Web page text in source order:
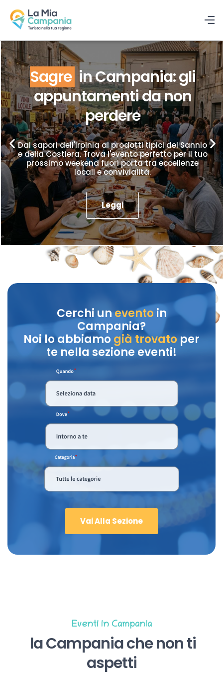
Sagre in Campania: gli
appuntamenti da non
perdere
Dai sapori dell'Irpinia ai prodotti tipici del Sannio
e della Costiera. Trova l'evento perfetto per il tuo
prossimo weekend fuori porta tra eccellenze
locali e convivialità.
Leggi
Cerchi unevento in
Campania?
Noi lo abbiamo già trovatoper
te nella sezione eventi!
Vai Alla Sezione
Eventi in Campania
la Campania che non ti
aspetti